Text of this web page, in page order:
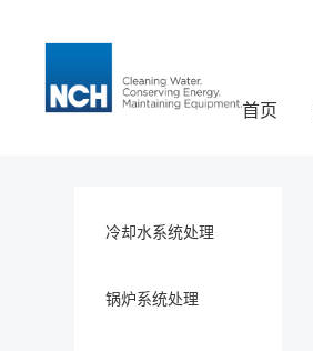
首页
冷却水系统处理
锅炉系统处理